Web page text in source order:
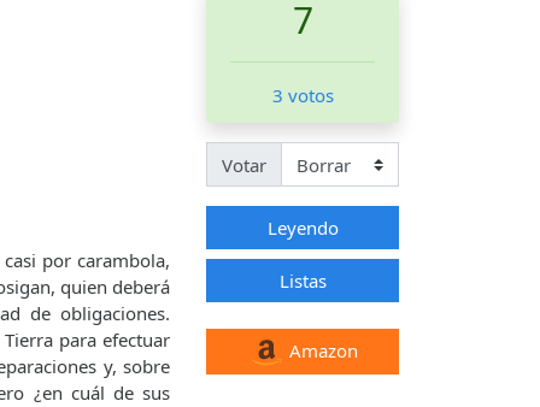
por carambola,
quien deberá
de obligaciones.
para efectuar
y, sobre
¿en cuál de sus
7
3 votos
Votar
Leyendo
Listas
Amazon